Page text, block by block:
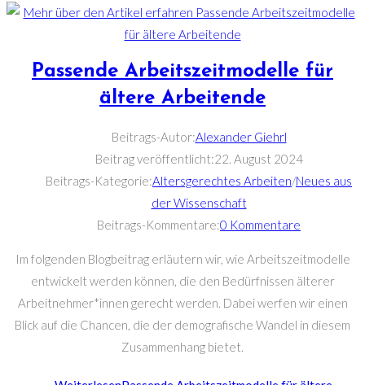
Passende Arbeitszeitmodelle für
ältere Arbeitende
Beitrags-Autor:Alexander Giehrl
Beitrag veröffentlicht:22. August 2024
Beitrags-Kategorie:Altersgerechtes Arbeiten/Neues aus
der Wissenschaft
Beitrags-Kommentare:0 Kommentare
Im folgenden Blogbeitrag erläutern wir, wie Arbeitszeitmodelle
entwickelt werden können, die den Bedürfnissen älterer
Arbeitnehmer*innen gerecht werden. Dabei werfen wir einen
Blick auf die Chancen, die der demografische Wandel in diesem
Zusammenhang bietet.